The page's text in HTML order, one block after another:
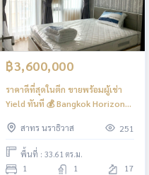
฿3,600,000
ราคาดีที่สุดในตึก ขายพร้อมผู้เช่า
Yield ทันที 💰 Bangkok Horizon
WITH TENANT), แบงค็อก ฮอไร
ซอน สาทร / 1 ห้องนอน (ขายพร้อม
ผู้เช่า) LD023
สาทร นราธิวาส 251
พื้นที่ : 33.61 ตร.ม.
1 1 17